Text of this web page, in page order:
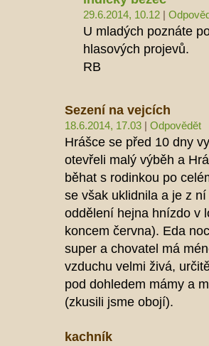
29.6.2014, 10.12
U mladých poznáte
hlasových projevů.
RB
Sezení na vejcích
18.6.2014, 17.03 Odpovědět
Hrášce se před 10 dny
otevřeli malý výběh a
běhat s rodinkou po
se však uklidnila a je z
oddělení hejna hnízdo v
koncem června). Eda
super a chovatel má
vzduchu velmi živá,
pod dohledem mámy a
(zkusili jsme obojí).
kachník